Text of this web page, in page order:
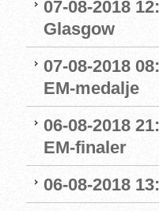
07-08-2018
Glasgow
07-08-2018
EM-medalje
06-08-2018
EM-finaler
06-08-2018